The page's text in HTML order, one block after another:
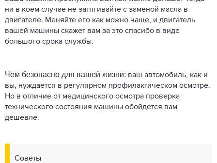
ни в коем случае не затягивайте с заменой масла в
двигателе. Меняйте его как можно чаще, и двигатель
вашей машины скажет вам за это спасибо в виде
большого срока службы.
Чем безопасно для вашей жизни: ваш автомобиль, как и
вы, нуждается в регулярном профилактическом осмотре.
Но в отличие от медицинского осмотра проверка
технического состояния машины обойдется вам
дешевле.
Советы